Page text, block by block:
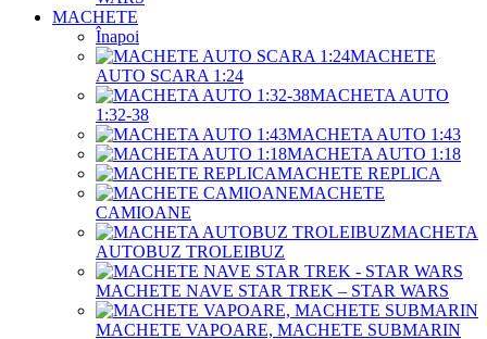
MACHETE
Înapoi
MACHETE
AUTO SCARA 1:24
MACHETA AUTO
1:32-38
MACHETA AUTO 1:43
MACHETA AUTO 1:18
MACHETE REPLICA
MACHETE
CAMIOANE
MACHETA
AUTOBUZ TROLEIBUZ
MACHETE NAVE STAR TREK – STAR WARS
MACHETE VAPOARE, MACHETE SUBMARIN